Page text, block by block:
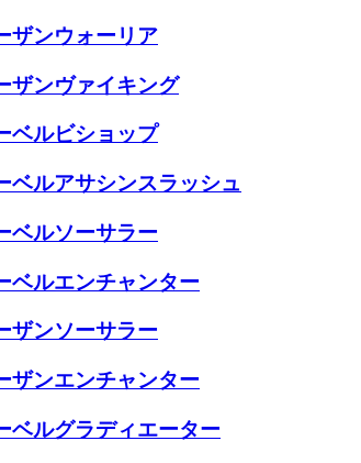
ザンウォーリア
ザンヴァイキング
ベルビショップ
ベルアサシンスラッシュ
ベルソーサラー
ベルエンチャンター
ザンソーサラー
ザンエンチャンター
ベルグラディエーター